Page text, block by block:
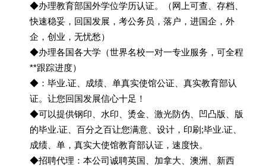
◆办理教育部国外学位学历认证。（网上可查、存档、
快速稳妥，回国发展，考公务员，落户，进国企，外
企，创业，无忧愁）
◆办理各国各大学（世界名校一对一专业服务，可全程
**跟踪进度）
◆：毕业.证、成绩、单真实使馆公证、真实教育部认
证。让您回国发展信心十足！
◆可以提供钢印、水印、烫金、激光防伪、凹凸版、版
的毕业.证、百分之百让您满意、设计，印刷;毕业.证、
成绩、单，真实大使馆教育部认证，速度快。
◆招聘代理：本公司诚聘英国、加拿大、澳洲、新西